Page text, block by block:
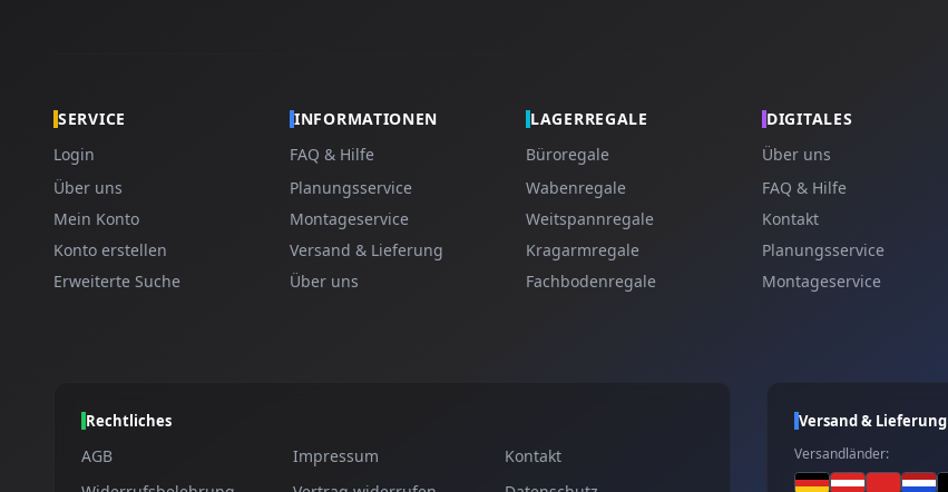
SERVICE
Login
Über uns
Mein Konto
Konto erstellen
Erweiterte Suche
INFORMATIONEN
FAQ & Hilfe
Planungsservice
Montageservice
Versand & Lieferung
Über uns
LAGERREGALE
Büroregale
Wabenregale
Weitspannregale
Kragarmregale
Fachbodenregale
DIGITALES
Über uns
FAQ & Hilfe
Kontakt
Planungsservice
Montageservice
Rechtliches
AGB Impressum
Kontakt
Versand & Lieferung
Versandländer: